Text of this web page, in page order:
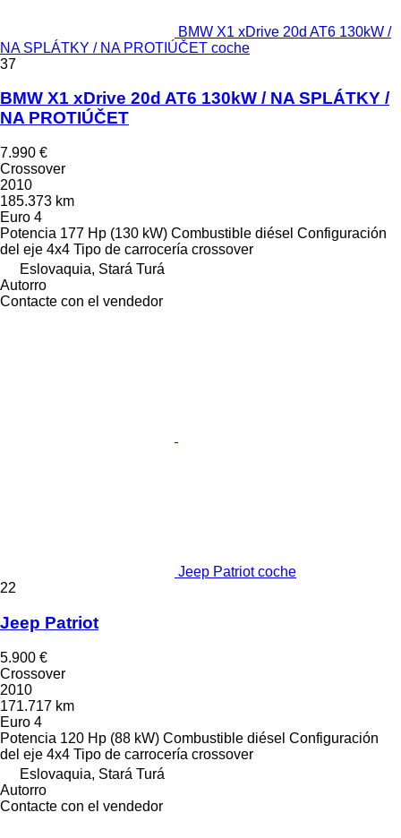
BMW X1 xDrive 20d AT6 130kW /
NA SPLÁTKY / NA PROTIÚČET coche
37
BMW X1 xDrive 20d AT6 130kW / NA SPLÁTKY /
NA PROTIÚČET
7.990 €
Crossover
2010
185.373 km
Euro 4
Potencia 177 Hp (130 kW) Combustible diésel Configuración
del eje 4x4 Tipo de carrocería crossover
Eslovaquia, Stará Turá
Autorro
Contacte con el vendedor
Jeep Patriot coche
22
Jeep Patriot
5.900 €
Crossover
2010
171.717 km
Euro 4
Potencia 120 Hp (88 kW) Combustible diésel Configuración
del eje 4x4 Tipo de carrocería crossover
Eslovaquia, Stará Turá
Autorro
Contacte con el vendedor